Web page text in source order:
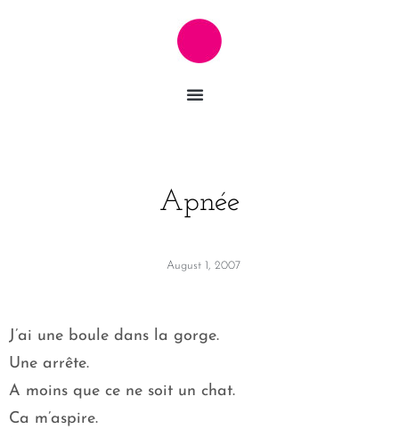
Apnée
August 1, 2007
J’ai une boule dans la gorge.
Une arrête.
A moins que ce ne soit un chat.
Ca m’aspire.